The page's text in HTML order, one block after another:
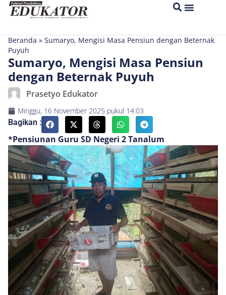
Beranda » Sumaryo, Mengisi Masa Pensiun dengan Beternak
Puyuh
Sumaryo, Mengisi Masa Pensiun
dengan Beternak Puyuh
Prasetyo Edukator
Minggu, 16 November 2025 pukul 14:03
Bagikan :
*Pensiunan Guru SD Negeri 2 Tanalum